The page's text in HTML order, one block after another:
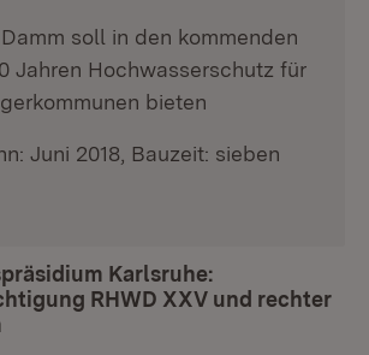
soll in den kommenden
Jahren Hochwasserschutz für
bieten
Juni 2018, Bauzeit: sieben
Karlsruhe:
RHWD XXV und rechter